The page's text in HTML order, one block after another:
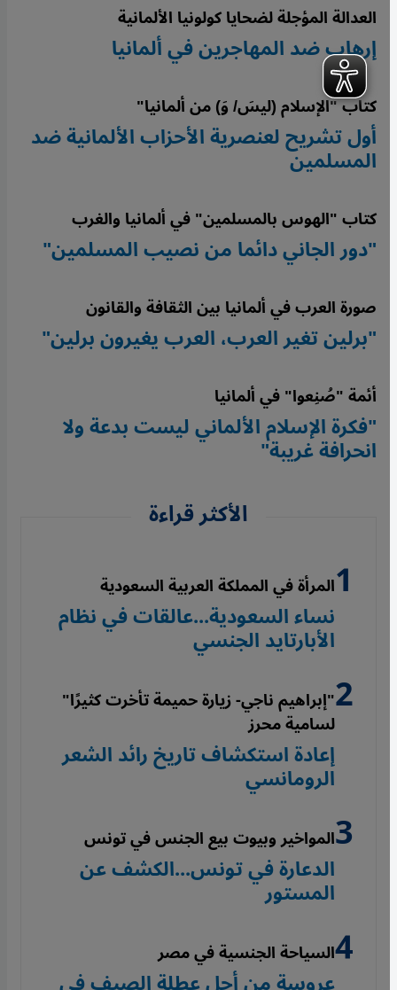
العدالة المؤجلة لضحايا كولونيا الألمانية
إرهاب ضد المهاجرين في ألمانيا
كتاب "الإسلام (ليسَ/ وَ) من ألمانيا"
أول تشريح لعنصرية الأحزاب الألمانية ضد
المسلمين
كتاب "الهوس بالمسلمين" في ألمانيا والغرب
"دور الجاني دائما من نصيب المسلمين"
صورة العرب في ألمانيا بين الثقافة والقانون
"برلين تغير العرب، العرب يغيرون برلين"
أئمة "صُنِعوا" في ألمانيا
"فكرة الإسلام الألماني ليست بدعة ولا
انحرافة غريبة"
الأكثر قراءة
المرأة في المملكة العربية السعودية
نساء السعودية...عالقات في نظام
الأبارتايد الجنسي
"إبراهيم ناجي- زيارة حميمة تأخرت كثيرًا"
لسامية محرز
إعادة استكشاف تاريخ رائد الشعر
الرومانسي
المواخير وبيوت بيع الجنس في تونس
الدعارة في تونس...الكشف عن
المستور
السياحة الجنسية في مصر